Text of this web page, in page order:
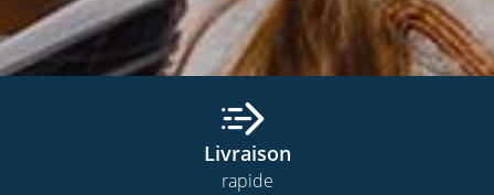
Livraison
rapide